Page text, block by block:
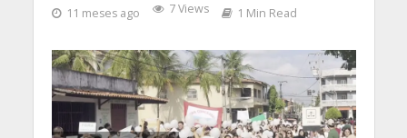
11 meses ago 7 Views 1 Min Read